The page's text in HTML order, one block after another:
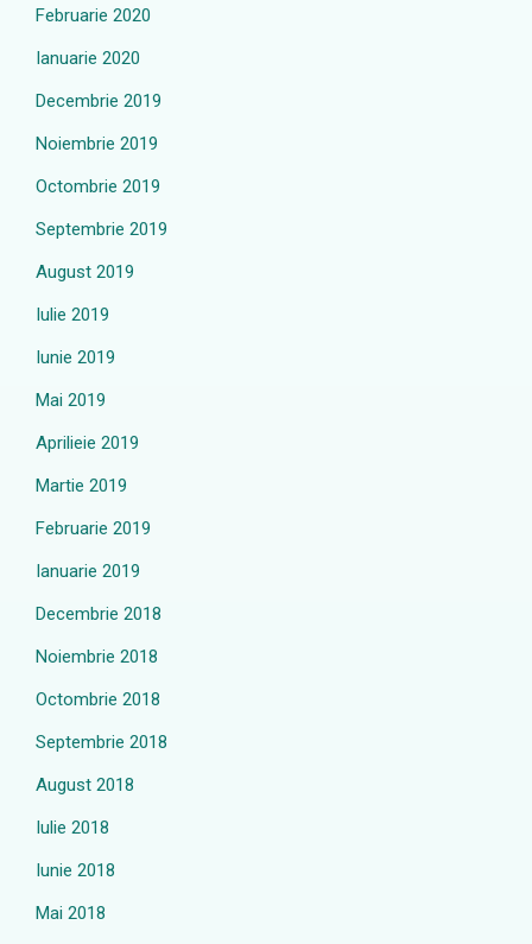
Februarie 2020
Ianuarie 2020
Decembrie 2019
Noiembrie 2019
Octombrie 2019
Septembrie 2019
August 2019
Iulie 2019
Iunie 2019
Mai 2019
Aprilieie 2019
Martie 2019
Februarie 2019
Ianuarie 2019
Decembrie 2018
Noiembrie 2018
Octombrie 2018
Septembrie 2018
August 2018
Iulie 2018
Iunie 2018
Mai 2018